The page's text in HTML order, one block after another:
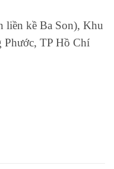
liền kề Ba Son), Khu
Phước, TP Hồ Chí